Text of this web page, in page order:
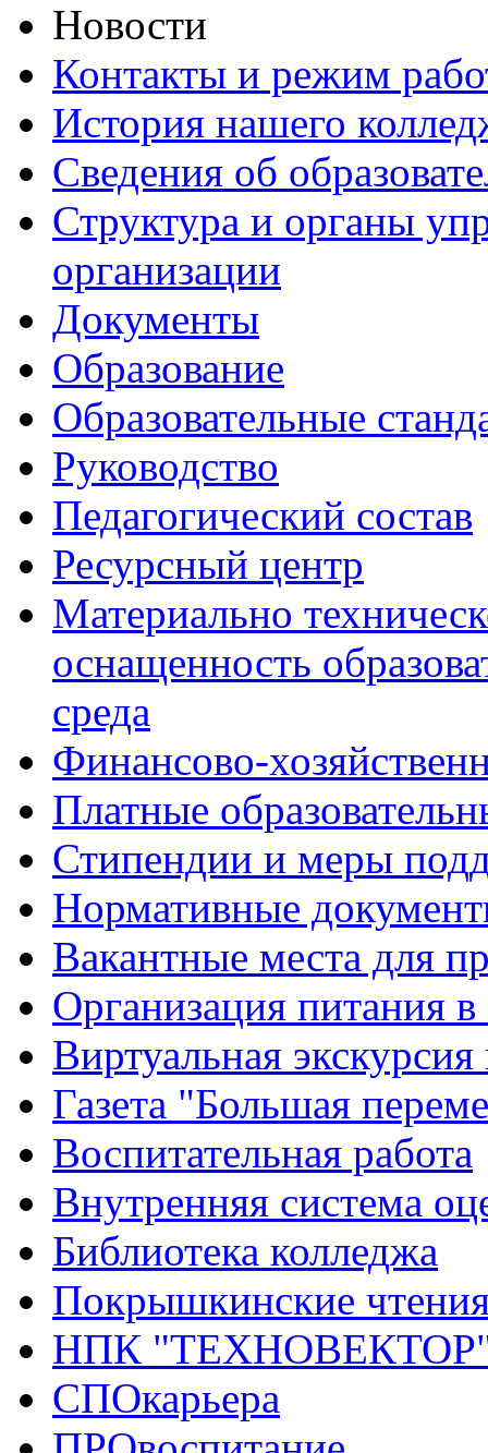
Новости
Контакты и режим
История нашего
Сведения об
Структура и органы
организации
Документы
Образование
Образовательные
Руководство
Педагогический состав
Ресурсный центр
Материально
оснащенность
среда
Финансово-
Платные
Стипендии и меры
Нормативные
Вакантные места для
Организация питания в
Виртуальная
Газета "Большая
Воспитательная работа
Внутренняя система
Библиотека колледжа
Покрышкинские
НПК
СПОкарьера